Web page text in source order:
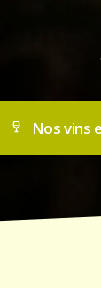
Nos vins